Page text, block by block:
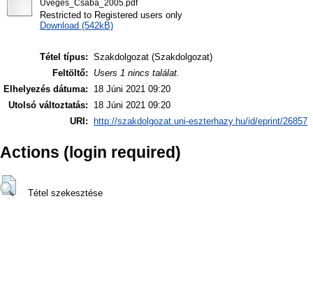
Uveges_Csaba_2005.pdf
Restricted to Registered users only
Download (542kB)
Tétel típus: Szakdolgozat (Szakdolgozat)
Feltöltő:
Users 1 nincs találat.
Elhelyezés dátuma:
18 Júni 2021 09:20
Utolsó változtatás:
18 Júni 2021 09:20
URI:
http://szakdolgozat.uni-eszterhazy.hu/id/eprint/26857
Actions (login required)
Tétel szekesztése